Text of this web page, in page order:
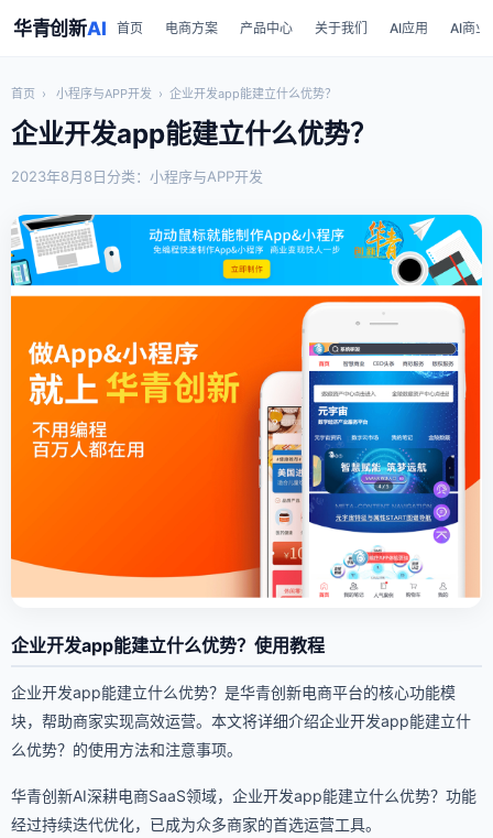
华青创新AI 首页 电商方案 产品中心 关于我们 AI应用 AI商业
首页 › 小程序与APP开发 › 企业开发app能建立什么优势？
企业开发app能建立什么优势？
2023年8月8日分类：小程序与APP开发
企业开发app能建立什么优势？使用教程
企业开发app能建立什么优势？是华青创新电商平台的核心功能模
块，帮助商家实现高效运营。本文将详细介绍企业开发app能建立什
么优势？的使用方法和注意事项。
华青创新AI深耕电商SaaS领域，企业开发app能建立什么优势？功能
经过持续迭代优化，已成为众多商家的首选运营工具。